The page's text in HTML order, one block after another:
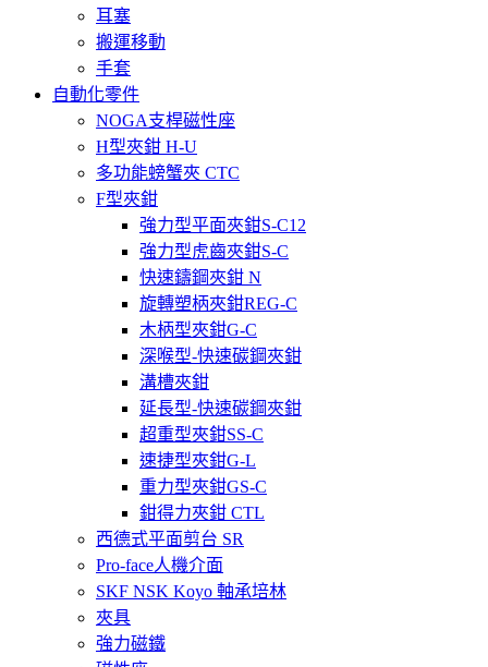
耳塞
搬運移動
手套
自動化零件
NOGA支桿磁性座
H型夾鉗 H-U
多功能螃蟹夾 CTC
F型夾鉗
強力型平面夾鉗S-C12
強力型虎齒夾鉗S-C
快速鑄鋼夾鉗 N
旋轉塑柄夾鉗REG-C
木柄型夾鉗G-C
深喉型-快速碳鋼夾鉗
溝槽夾鉗
延長型-快速碳鋼夾鉗
超重型夾鉗SS-C
速捷型夾鉗G-L
重力型夾鉗GS-C
鉗得力夾鉗 CTL
西德式平面剪台 SR
Pro-face人機介面
SKF NSK Koyo 軸承培林
夾具
強力磁鐵